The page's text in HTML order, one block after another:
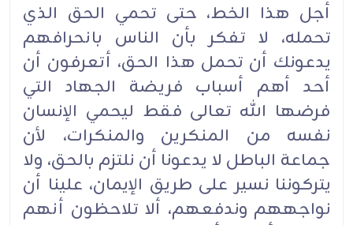
أجل هذا الخط، حتى تحمي الحق الذي
تحمله، لا تفكر بأن الناس بانحرافهم
يدعونك أن تحمل هذا الحق، أتعرفون أن
أحد أهم أسباب فريضة الجهاد التي
فرضها الله تعالى فقط ليحمي الإنسان
نفسه من المنكرين والمنكرات، لأن
جماعة الباطل لا يدعونا أن نلتزم بالحق، ولا
يتركوننا نسير على طريق الإيمان، علينا أن
نواجههم وندفعهم، ألا تلاحظون أنهم